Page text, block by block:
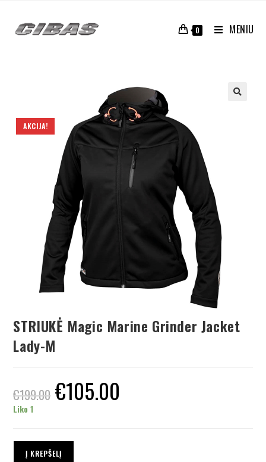
0 MENIU
AKCIJA!
STRIUKĖ Magic Marine Grinder Jacket
Lady-M
€199.00 €105.00
Liko 1
Į KREPŠELĮ